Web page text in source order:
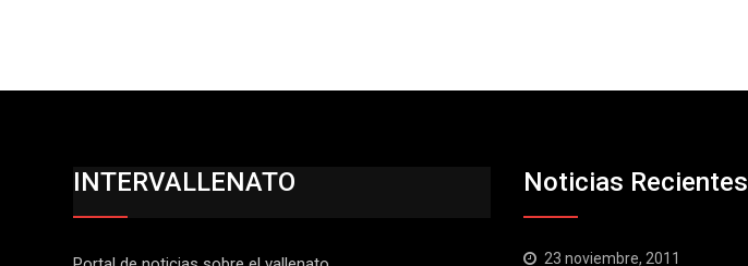
INTERVALLENATO Noticias Recientes
23 noviembre, 2011